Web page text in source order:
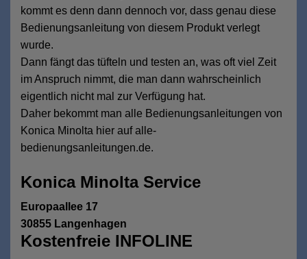
kommt es denn dann dennoch vor, dass genau diese
Bedienungsanleitung von diesem Produkt verlegt
wurde.
Dann fängt das tüfteln und testen an, was oft viel Zeit
im Anspruch nimmt, die man dann wahrscheinlich
eigentlich nicht mal zur Verfügung hat.
Daher bekommt man alle Bedienungsanleitungen von
Konica Minolta hier auf alle-
bedienungsanleitungen.de.
Konica Minolta Service
Europaallee 17
30855 Langenhagen
Kostenfreie INFOLINE